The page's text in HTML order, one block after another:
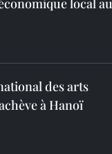
des arts
à Hanoï